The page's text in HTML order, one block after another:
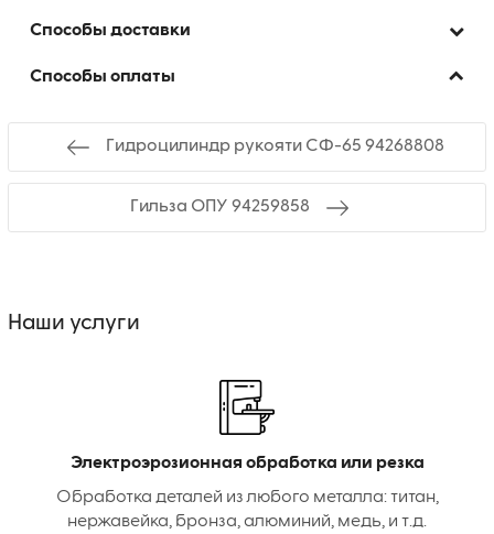
Способы доставки
Способы оплаты
Гидроцилиндр рукояти СФ-65 94268808
Гильза ОПУ 94259858
Наши услуги
Электроэрозионная обработка или резка
Обработка деталей из любого металла: титан,
нержавейка, бронза, алюминий, медь, и т.д.